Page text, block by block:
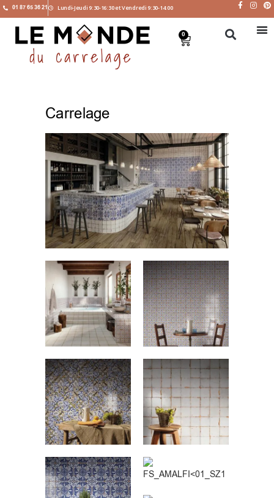
01 87 65 36 21 Lundi-Jeudi 9:30-16:30 et Vendredi 9:30-14:00
0
Carrelage